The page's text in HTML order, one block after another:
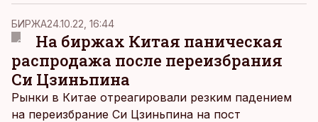
БИРЖА24.10.22, 16:44
На биржах Китая паническая
распродажа после переизбрания
Си Цзиньпина
Рынки в Китае отреагировали резким падением
на переизбрание Си Цзиньпина на пост